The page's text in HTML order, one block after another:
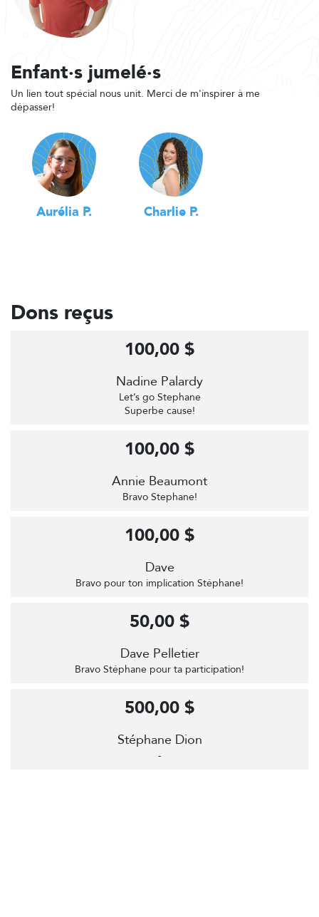
Enfant·s jumelé·s
Un lien tout spécial nous unit. Merci de m'inspirer à me
dépasser!
Aurélia P. Charlie P.
Dons reçus
Nadine Palardy
Let’s go Stephane
Superbe cause!
100,00 $
Annie Beaumont
Bravo Stephane!
100,00 $
Dave
Bravo pour ton implication Stéphane!
100,00 $
Dave Pelletier
Bravo Stéphane pour ta participation!
50,00 $
Stéphane Dion
-
500,00 $